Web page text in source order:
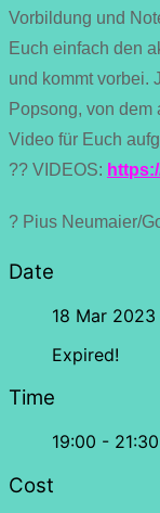
Vorbildung und
Euch einfach den
und kommt vorbei.
Popsong, von dem
Video für Euch
?? VIDEOS:
? Pius Neumaier/
Date
18 Mar 2023
Expired!
Time
19:00 - 21:30
Cost